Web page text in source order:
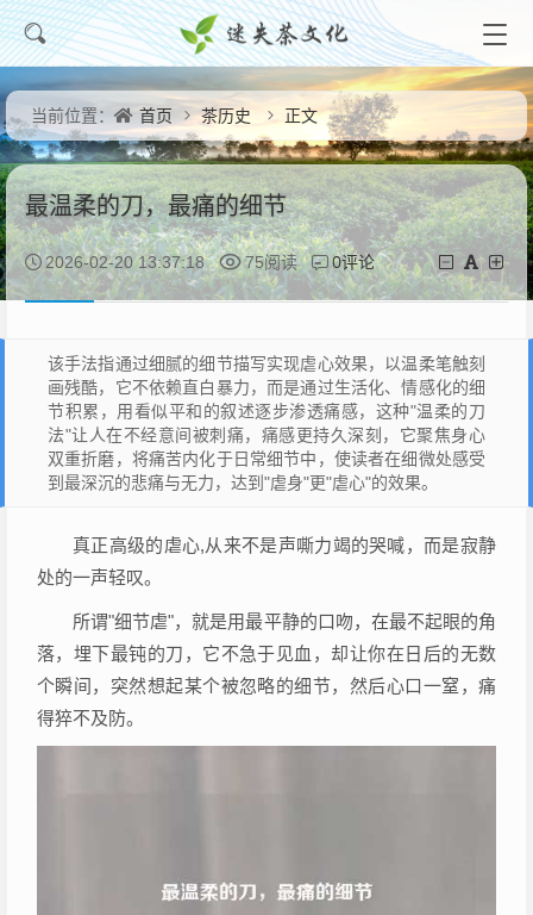
当前位置： 首页 茶历史 正文
最温柔的刀，最痛的细节
2026-02-20 13:37:18 75阅读 0评论
该手法指通过细腻的细节描写实现虐心效果，以温柔笔触刻
画残酷，它不依赖直白暴力，而是通过生活化、情感化的细
节积累，用看似平和的叙述逐步渗透痛感，这种"温柔的刀
法"让人在不经意间被刺痛，痛感更持久深刻，它聚焦身心
双重折磨，将痛苦内化于日常细节中，使读者在细微处感受
到最深沉的悲痛与无力，达到"虐身"更"虐心"的效果。
真正高级的虐心,从来不是声嘶力竭的哭喊，而是寂静
处的一声轻叹。
所谓"细节虐"，就是用最平静的口吻，在最不起眼的角
落，埋下最钝的刀，它不急于见血，却让你在日后的无数
个瞬间，突然想起某个被忽略的细节，然后心口一窒，痛
得猝不及防。